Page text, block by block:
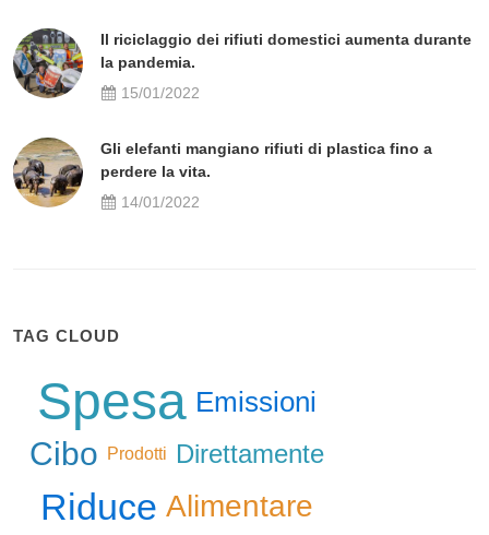
Il riciclaggio dei rifiuti domestici aumenta durante
la pandemia.
15/01/2022
Gli elefanti mangiano rifiuti di plastica fino a
perdere la vita.
14/01/2022
TAG CLOUD
Spesa Emissioni
Cibo Prodotti Direttamente
Riduce Alimentare